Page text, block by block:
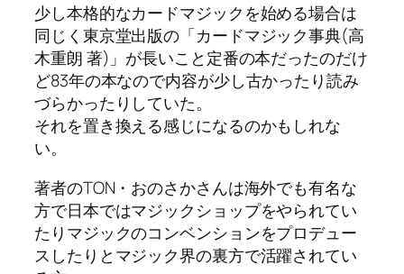
少し本格的なカードマジックを始める場合は
同じく東京堂出版の「カードマジック事典(高
木重朗 著)」が長いこと定番の本だったのだけ
ど83年の本なので内容が少し古かったり読み
づらかったりしていた。
それを置き換える感じになるのかもしれな
い。
著者のTON・おのさかさんは海外でも有名な
方で日本ではマジックショップをやられてい
たりマジックのコンベンションをプロデュー
スしたりとマジック界の裏方で活躍されてい